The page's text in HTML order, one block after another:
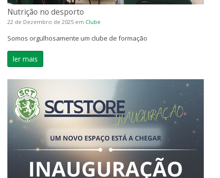
Nutrição no desporto
22 de Dezembro de 2025 em Clube
Somos orgulhosamente um clube de formação
ler mais